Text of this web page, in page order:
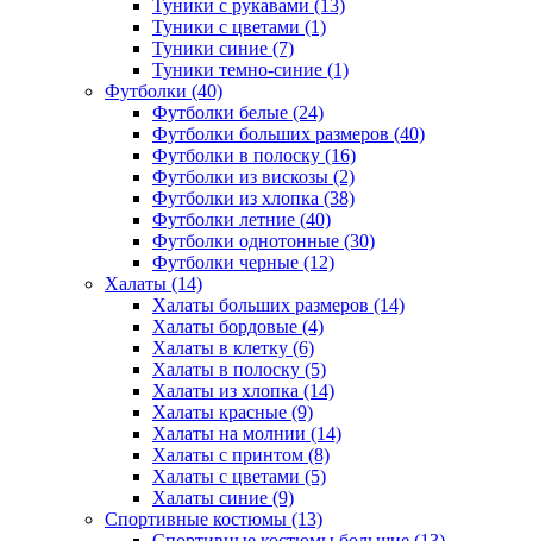
Туники с рукавами (13)
Туники с цветами (1)
Туники синие (7)
Туники темно-синие (1)
Футболки (40)
Футболки белые (24)
Футболки больших размеров (40)
Футболки в полоску (16)
Футболки из вискозы (2)
Футболки из хлопка (38)
Футболки летние (40)
Футболки однотонные (30)
Футболки черные (12)
Халаты (14)
Халаты больших размеров (14)
Халаты бордовые (4)
Халаты в клетку (6)
Халаты в полоску (5)
Халаты из хлопка (14)
Халаты красные (9)
Халаты на молнии (14)
Халаты с принтом (8)
Халаты с цветами (5)
Халаты синие (9)
Спортивные костюмы (13)